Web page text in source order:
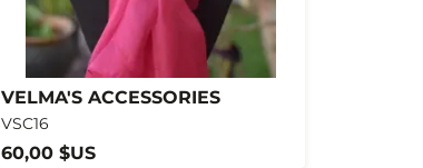
VELMA'S ACCESSORIES
VSC16
60,00 $US